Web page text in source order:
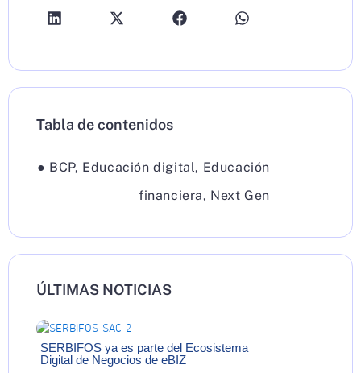
Tabla de contenidos
● BCP, Educación digital, Educación
financiera, Next Gen
ÚLTIMAS NOTICIAS
SERBIFOS ya es parte del Ecosistema
Digital de Negocios de eBIZ